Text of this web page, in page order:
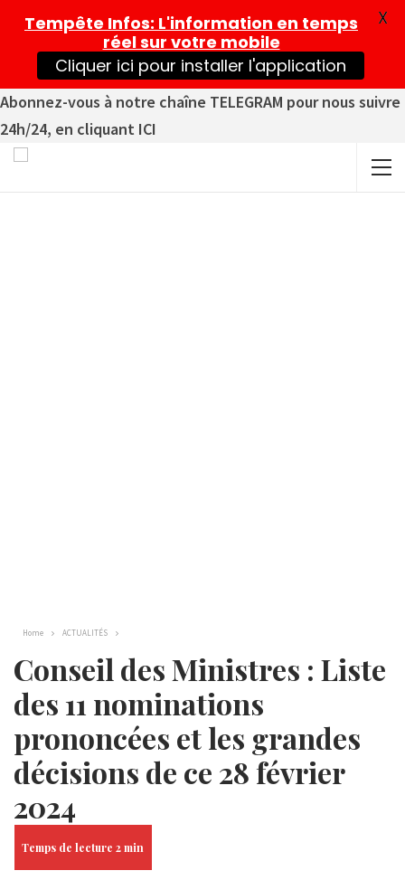
Abonnez-vous à notre chaîne TELEGRAM pour nous suivre
24h/24, en cliquant ICI
Home ACTUALITÉS
Conseil des Ministres : Liste
des 11 nominations
prononcées et les grandes
décisions de ce 28 février
2024
Tempête Infos: L'information en temps
réel sur votre mobile
Cliquer ici pour installer l'application
X